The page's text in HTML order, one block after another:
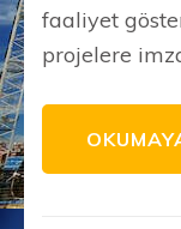
faaliyet
projelere